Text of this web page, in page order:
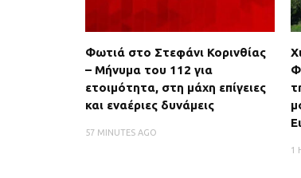
Φωτιά στο Στεφάνι Κορινθίας
– Μήνυμα του 112 για
ετοιμότητα, στη μάχη επίγειες
και εναέριες δυνάμεις
57 MINUTES AGO
1